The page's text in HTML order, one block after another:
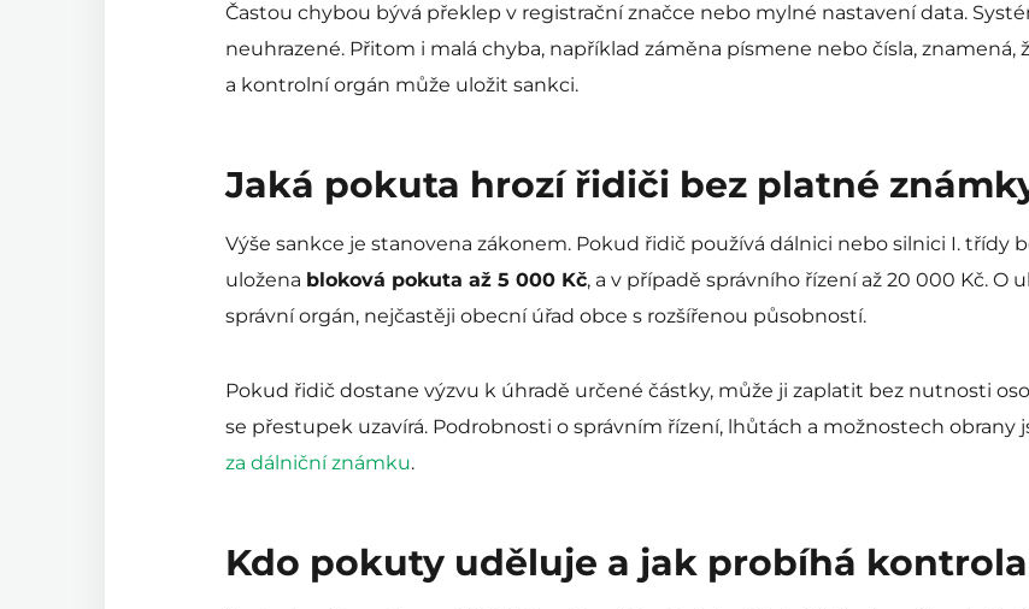
Častou chybou bývá překlep v registrační značce nebo mylné nastavení data.
neuhrazené. Přitom i malá chyba, například záměna písmene nebo čísla, znamená,
a kontrolní orgán může uložit sankci.
Jaká pokuta hrozí řidiči bez platné
Výše sankce je stanovena zákonem. Pokud řidič používá dálnici nebo silnici I. třídy
uložena bloková pokuta až 5 000 Kč, a v případě správního řízení až 20 000 Kč.
správní orgán, nejčastěji obecní úřad obce s rozšířenou působností.
Pokud řidič dostane výzvu k úhradě určené částky, může ji zaplatit bez nutnosti
se přestupek uzavírá. Podrobnosti o správním řízení, lhůtách a možnostech obrany
za dálniční známku.
Kdo pokuty uděluje a jak probíhá kontrola